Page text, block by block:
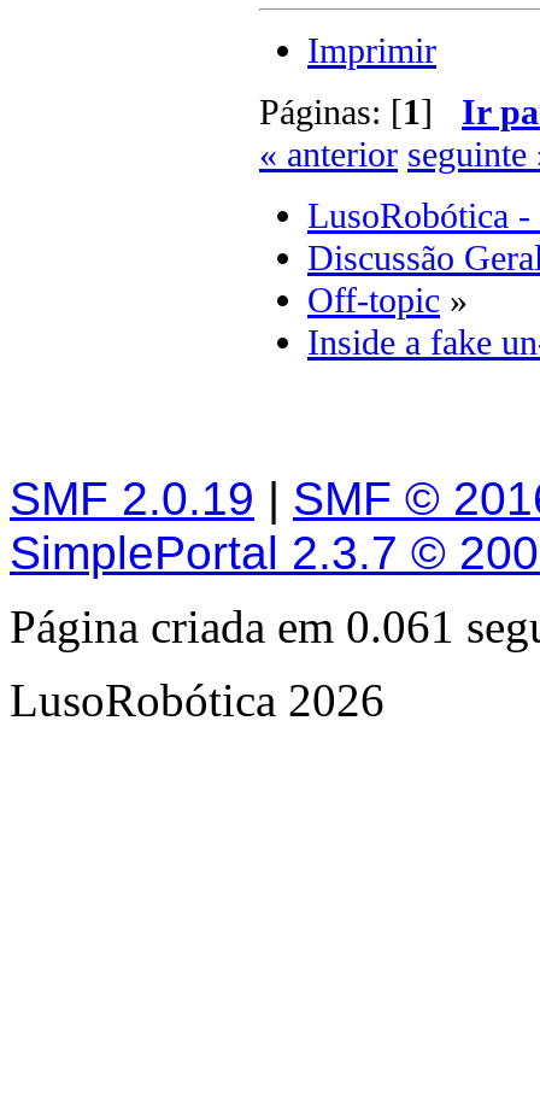
Imprimir
Páginas: [1] Ir
« anterior seguinte
LusoRobótica -
Discussão
Off-topic »
Inside a fake
SMF 2.0.19 | SMF ©
SimplePortal 2.3.7 ©
Página criada em 0.061
LusoRobótica 2026